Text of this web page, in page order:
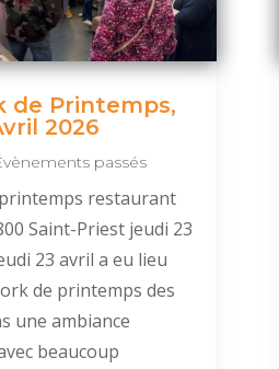
de Printemps,
2026
passés
restaurant
Saint-Priest jeudi 23
23 avril a eu lieu
de printemps des
une ambiance
beaucoup